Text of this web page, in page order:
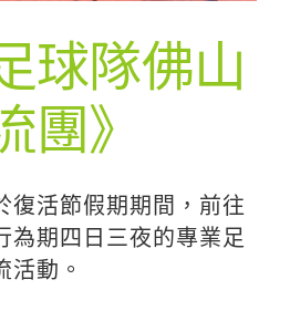
球隊佛山
團》
復活節假期期間，前往
為期四日三夜的專業足
活動。